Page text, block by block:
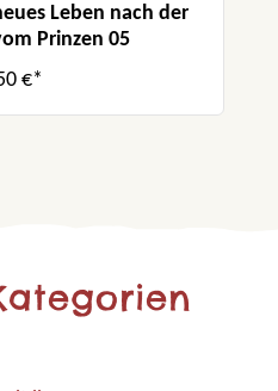
Leben nach der
Prinzen 05
€*